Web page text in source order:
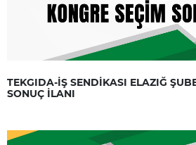
TEKGIDA-İŞ SENDİKASI ELAZIĞ
SONUÇ İLANI